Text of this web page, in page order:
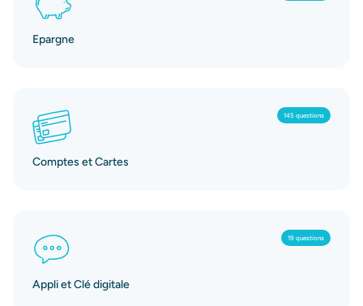
Epargne
145 questions
Comptes et Cartes
19 questions
Appli et Clé digitale